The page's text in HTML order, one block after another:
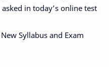
in today’s online test
Syllabus and Exam